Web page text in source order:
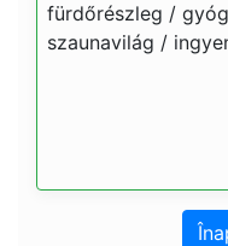
fürdőrészleg /
szaunavilág /